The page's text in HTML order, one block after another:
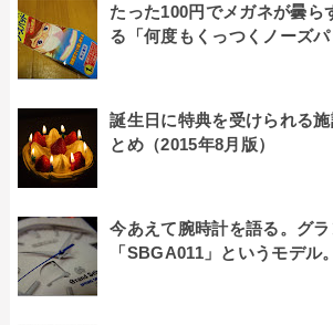
たった100円でメガネが曇ら
る「何度もくっつくノーズパ
誕生日に特典を受けられる
とめ（2015年8月版）
今あえて腕時計を語る。グ
「SBGA011」というモデル。